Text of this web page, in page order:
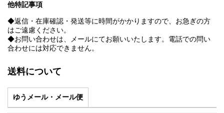
他特記事項
◆返信・在庫確認・発送等に時間がかかりますので、お急ぎの方
はご遠慮ください。
◆お問い合わせは、メールにてお願いいたします。電話での問い
合わせには対応できません。
送料について
ゆうメール・メール便